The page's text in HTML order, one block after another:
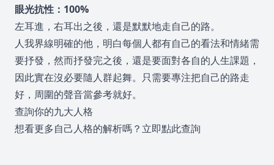
眼光抗性：100%
左耳進，右耳出之後，還是默默地走自己的路。
人我界線明確的他，明白每個人都有自己的看法和情緒需
要抒發，然而抒發完之後，還是要面對各自的人生課題，
因此實在沒必要隨人群起舞。只需要專注把自己的路走
好，周圍的聲音當參考就好。
查詢你的九大人格
想看更多自己人格的解析嗎？ 立即點此查詢